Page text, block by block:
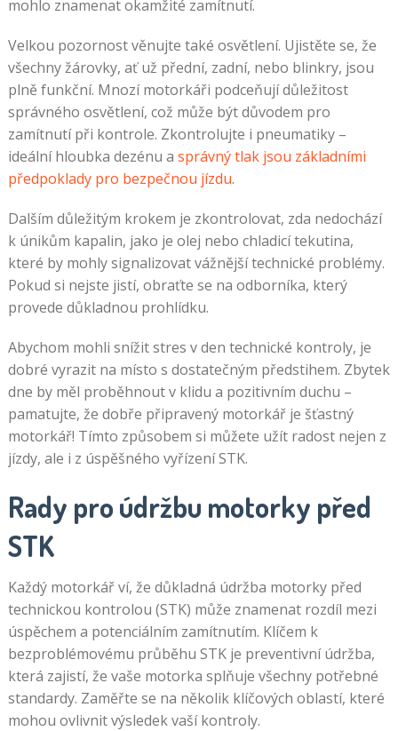
mohlo znamenat okamžité zamítnutí.
Velkou pozornost věnujte také osvětlení. Ujistěte se, že
všechny žárovky, ať už přední, zadní, nebo blinkry, jsou
plně funkční. Mnozí motorkáři podceňují důležitost
správného osvětlení, což může být důvodem pro
zamítnutí při kontrole. Zkontrolujte i pneumatiky –
ideální hloubka dezénu a správný tlak jsou základními
předpoklady pro bezpečnou jízdu.
Dalším důležitým krokem je zkontrolovat, zda nedochází
k únikům kapalin, jako je olej nebo chladicí tekutina,
které by mohly signalizovat vážnější technické problémy.
Pokud si nejste jistí, obraťte se na odborníka, který
provede důkladnou prohlídku.
Abychom mohli snížit stres v den technické kontroly, je
dobré vyrazit na místo s dostatečným předstihem. Zbytek
dne by měl proběhnout v klidu a pozitivním duchu –
pamatujte, že dobře připravený motorkář je šťastný
motorkář! Tímto způsobem si můžete užít radost nejen z
jízdy, ale i z úspěšného vyřízení STK.
Rady pro údržbu motorky před
STK
Každý motorkář ví, že důkladná údržba motorky před
technickou kontrolou (STK) může znamenat rozdíl mezi
úspěchem a potenciálním zamítnutím. Klíčem k
bezproblémovému průběhu STK je preventivní údržba,
která zajistí, že vaše motorka splňuje všechny potřebné
standardy. Zaměřte se na několik klíčových oblastí, které
mohou ovlivnit výsledek vaší kontroly.